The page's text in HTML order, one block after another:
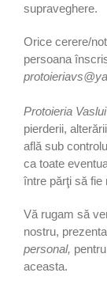
supraveghere.
Orice cerere/
persoana
Protoieria Vaslui
pierderii,
află sub
ca toate
între părţi să fie
Vă rugam să
nostru, prezenta
personal,
aceasta.